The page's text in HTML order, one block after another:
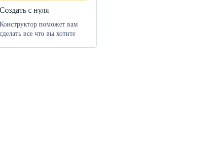
Создать с нуля
Конструктор поможет вам
сделать все что вы хотите